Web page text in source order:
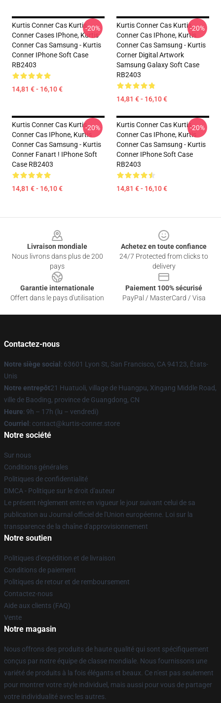
Kurtis Conner Cas Kurtis
Conner Cases IPhone, Kurtis
Conner Cas Samsung - Kurtis
Conner IPhone Soft Case
RB2403
14,81 € - 16,10 €
-20%
Kurtis Conner Cas Kurtis
Conner Cas IPhone, Kurtis
Conner Cas Samsung - Kurtis
Corner Digital Artwork
Samsung Galaxy Soft Case
RB2403
14,81 € - 16,10 €
-20%
Kurtis Conner Cas Kurtis
Conner Cas IPhone, Kurtis
Conner Cas Samsung - Kurtis
Conner Fanart ! IPhone Soft
Case RB2403
14,81 € - 16,10 €
-20%
Kurtis Conner Cas Kurtis
Conner Cas IPhone, Kurtis
Conner Cas Samsung - Kurtis
Conner IPhone Soft Case
RB2403
14,81 € - 16,10 €
-20%
Livraison mondiale
Nous livrons dans plus de 200
pays
Achetez en toute confiance
24/7 Protected from clicks to
delivery
Garantie internationale
Offert dans le pays d'utilisation
Paiement 100% sécurisé
PayPal / MasterCard / Visa
Contactez-nous
Notre siège social : 63601 Lyon St, San Francisco, CA 94123, États-
Unis
Notre entrepôt21 Huatuoli, village de Huangpu, Xingang Middle Road,
ville de Baoding, province de Guangdong, CN
Heure: 9h – 17h (lu – vendredi)
Courriel : contact@kurtis-conner.store
Notre société
Sur nous
Conditions générales
Politiques de confidentialité
DMCA - Politique sur le droit d'auteur
Le présent règlement entre en vigueur le jour suivant celui de sa
publication au Journal officiel de l'Union européenne. Loi sur la
transparence de la chaîne d'approvisionnement
Notre soutien
Politiques d'expédition et de livraison
Conditions de paiement
Politiques de retour et de remboursement
Contactez-nous
Aide aux clients (FAQ)
Vente
Notre magasin
Nous offrons des produits de haute qualité qui sont spécifiquement
conçus par notre équipe de classe mondiale. Nous fournissons une
variété de produits à la fois élégants et beaux. Ce n'est pas seulement
pour montrer votre style individuel, mais aussi pour vous de partager
votre individualité avec les autres.